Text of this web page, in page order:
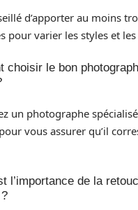
d’apporter au moins
pour varier les styles et les
choisir le bon
un photographe
vous assurer qu’il
l’importance de la